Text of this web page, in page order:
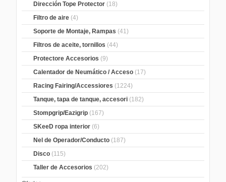
Dirección Tope Protector (18)
Filtro de aire (4)
Soporte de Montaje, Rampas (41)
Filtros de aceite, tornillos (44)
Protectore Accesorios (9)
Calentador de Neumático / Acceso (17)
Racing Fairing/Accessiores (1224)
Tanque, tapa de tanque, accesori (182)
Stompgrip/Eazigrip (167)
SKeeD ropa interior (6)
Nel de Operador/Conducto (187)
Disco (115)
Taller de Accesorios (202)